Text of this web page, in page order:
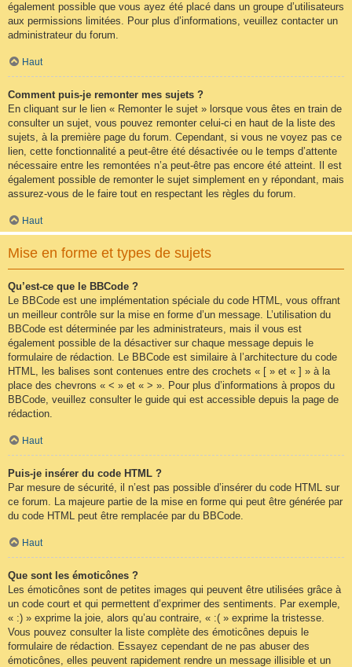
également possible que vous ayez été placé dans un groupe d’utilisateurs
aux permissions limitées. Pour plus d’informations, veuillez contacter un
administrateur du forum.
Haut
Comment puis-je remonter mes sujets ?
En cliquant sur le lien « Remonter le sujet » lorsque vous êtes en train de
consulter un sujet, vous pouvez remonter celui-ci en haut de la liste des
sujets, à la première page du forum. Cependant, si vous ne voyez pas ce
lien, cette fonctionnalité a peut-être été désactivée ou le temps d’attente
nécessaire entre les remontées n’a peut-être pas encore été atteint. Il est
également possible de remonter le sujet simplement en y répondant, mais
assurez-vous de le faire tout en respectant les règles du forum.
Haut
Mise en forme et types de sujets
Qu’est-ce que le BBCode ?
Le BBCode est une implémentation spéciale du code HTML, vous offrant
un meilleur contrôle sur la mise en forme d’un message. L’utilisation du
BBCode est déterminée par les administrateurs, mais il vous est
également possible de la désactiver sur chaque message depuis le
formulaire de rédaction. Le BBCode est similaire à l’architecture du code
HTML, les balises sont contenues entre des crochets « [ » et « ] » à la
place des chevrons « < » et « > ». Pour plus d’informations à propos du
BBCode, veuillez consulter le guide qui est accessible depuis la page de
rédaction.
Haut
Puis-je insérer du code HTML ?
Par mesure de sécurité, il n’est pas possible d’insérer du code HTML sur
ce forum. La majeure partie de la mise en forme qui peut être générée par
du code HTML peut être remplacée par du BBCode.
Haut
Que sont les émoticônes ?
Les émoticônes sont de petites images qui peuvent être utilisées grâce à
un code court et qui permettent d’exprimer des sentiments. Par exemple,
« :) » exprime la joie, alors qu’au contraire, « :( » exprime la tristesse.
Vous pouvez consulter la liste complète des émoticônes depuis le
formulaire de rédaction. Essayez cependant de ne pas abuser des
émoticônes, elles peuvent rapidement rendre un message illisible et un